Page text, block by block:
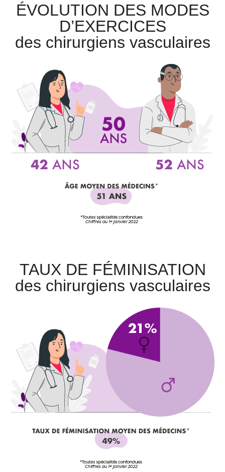
ÉVOLUTION DES MODES
D’EXERCICES
des chirurgiens vasculaires
TAUX DE FÉMINISATION
des chirurgiens vasculaires